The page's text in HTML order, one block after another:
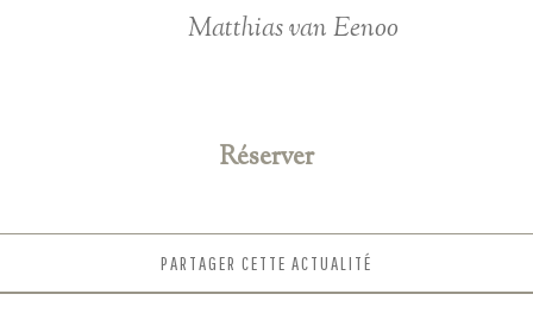
Matthias van Eenoo
Réserver
PARTAGER CETTE ACTUALITÉ